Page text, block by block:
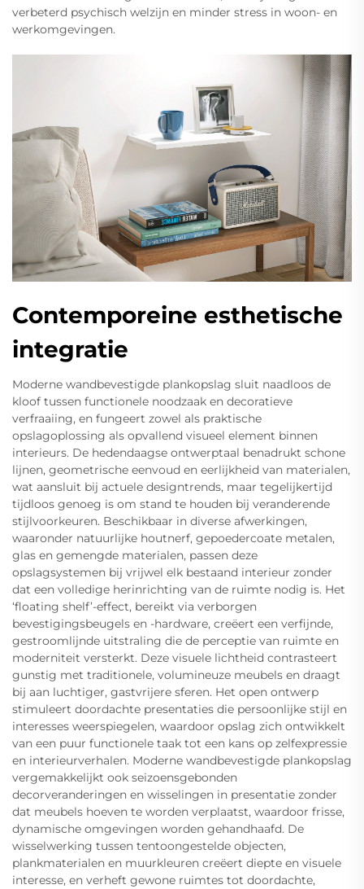
verbeterd psychisch welzijn en minder stress in woon- en
werkomgevingen.
Contemporeine esthetische
integratie
Moderne wandbevestigde plankopslag sluit naadloos de
kloof tussen functionele noodzaak en decoratieve
verfraaiing, en fungeert zowel als praktische
opslagoplossing als opvallend visueel element binnen
interieurs. De hedendaagse ontwerptaal benadrukt schone
lijnen, geometrische eenvoud en eerlijkheid van materialen,
wat aansluit bij actuele designtrends, maar tegelijkertijd
tijdloos genoeg is om stand te houden bij veranderende
stijlvoorkeuren. Beschikbaar in diverse afwerkingen,
waaronder natuurlijke houtnerf, gepoedercoate metalen,
glas en gemengde materialen, passen deze
opslagsystemen bij vrijwel elk bestaand interieur zonder
dat een volledige herinrichting van de ruimte nodig is. Het
‘floating shelf’-effect, bereikt via verborgen
bevestigingsbeugels en -hardware, creëert een verfijnde,
gestroomlijnde uitstraling die de perceptie van ruimte en
moderniteit versterkt. Deze visuele lichtheid contrasteert
gunstig met traditionele, volumineuze meubels en draagt
bij aan luchtiger, gastvrijere sferen. Het open ontwerp
stimuleert doordachte presentaties die persoonlijke stijl en
interesses weerspiegelen, waardoor opslag zich ontwikkelt
van een puur functionele taak tot een kans op zelfexpressie
en interieurverhalen. Moderne wandbevestigde plankopslag
vergemakkelijkt ook seizoensgebonden
decorveranderingen en wisselingen in presentatie zonder
dat meubels hoeven te worden verplaatst, waardoor frisse,
dynamische omgevingen worden gehandhaafd. De
wisselwerking tussen tentoongestelde objecten,
plankmaterialen en muurkleuren creëert diepte en visuele
interesse, en verheft gewone ruimtes tot doordachte,